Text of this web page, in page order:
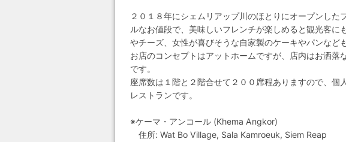
２０１８年にシェムリアップ川のほとりにオープンし
ルなお値段で、美味しいフレンチが楽しめると観光客
やチーズ、女性が喜びそうな自家製のケーキやパンなど
お店のコンセプトはアットホームですが、店内はお洒
です。
座席数は１階と２階合せて２００席程ありますので、
レストランです。
※ケーマ・アンコール (Khema Angkor)
住所: Wat Bo Village, Sala Kamroeuk, Siem Reap